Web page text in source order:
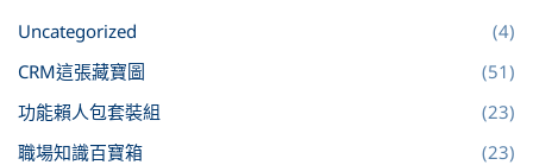
Uncategorized
(4)
CRM這張藏寶圖
(51)
功能賴人包套裝組
(23)
職場知識百寶箱
(23)